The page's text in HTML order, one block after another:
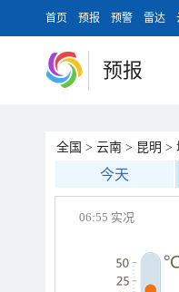
首页 预报 预警 雷达
预报
全国 > 云南 > 昆明 >
今天
06:55 实况